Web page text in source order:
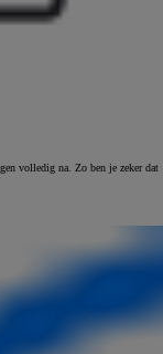
volledig na. Zo ben je zeker dat